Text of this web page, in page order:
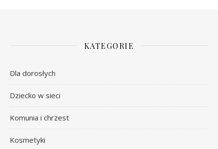
KATEGORIE
Dla dorosłych
Dziecko w sieci
Komunia i chrzest
Kosmetyki